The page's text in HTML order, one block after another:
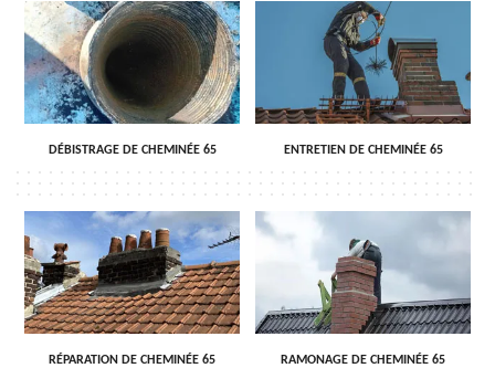
DÉBISTRAGE DE CHEMINÉE 65 ENTRETIEN DE CHEMINÉE 65
RÉPARATION DE CHEMINÉE 65 RAMONAGE DE CHEMINÉE 65